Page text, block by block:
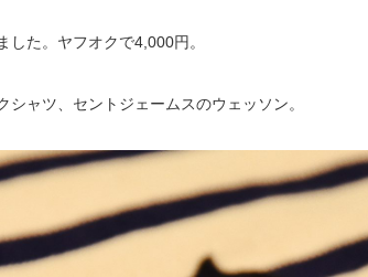
した。ヤフオクで4,000円。
シャツ、セントジェームスのウェッソン。